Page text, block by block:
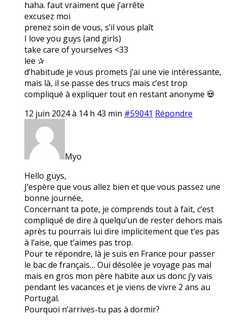
haha. faut vraiment que j’arrête
excusez moi
prenez soin de vous, s’il vous plaît
I love you guys (and girls)
take care of yourselves <33
lee ✰
d’habitude je vous promets j’ai une vie intéressante,
mais là, il se passe des trucs mais c’est trop
compliqué à expliquer tout en restant anonyme 💀
12 juin 2024 à 14 h 43 min #59041 Répondre
Myo
Hello guys,
J’espère que vous allez bien et que vous passez une
bonne journée,
Concernant ta pote, je comprends tout à fait, c’est
compliqué de dire à quelqu’un de rester dehors mais
après tu pourrais lui dire implicitement que t’es pas
à l’aise, que t’aimes pas trop.
Pour te répondre, là je suis en France pour passer
le bac de français… Oui désolée je voyage pas mal
mais en gros mon père habite aux us donc j’y vais
pendant les vacances et je viens de vivre 2 ans au
Portugal.
Pourquoi n’arrives-tu pas à dormir?